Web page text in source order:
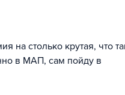
на столько крутая, что
в МАП, сам пойду в